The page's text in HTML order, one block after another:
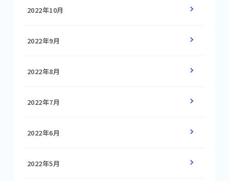
2022年10月
2022年9月
2022年8月
2022年7月
2022年6月
2022年5月